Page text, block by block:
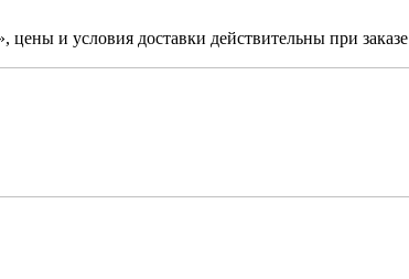
и условия доставки действительны при заказе